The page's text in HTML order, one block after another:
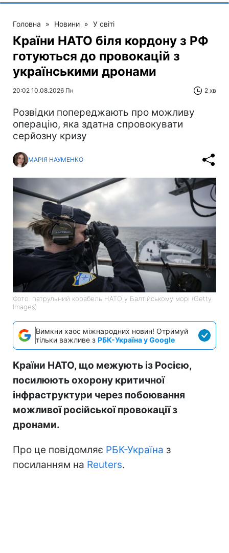
Головна » Новини » У світі
Країни НАТО біля кордону з РФ
готуються до провокацій з
українськими дронами
20:02 10.08.2026 Пн 2 хв
Розвідки попереджають про можливу
операцію, яка здатна спровокувати
серйозну кризу
МАРІЯ НАУМЕНКО
Фото: патрульний корабель НАТО у Балтійському морі (Getty
Images)
Вимкни хаос міжнародних новин! Отримуй
тільки важливе з РБК-Україна у Google
Країни НАТО, що межують із Росією,
посилюють охорону критичної
інфраструктури через побоювання
можливої російської провокації з
дронами.
Про це повідомляє РБК-Україна з
посиланням на Reuters.